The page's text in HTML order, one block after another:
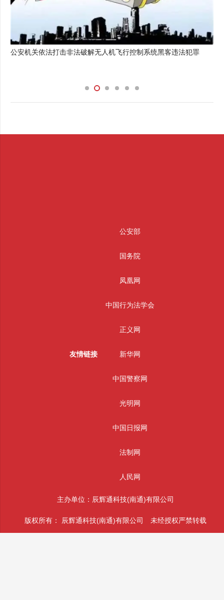
公安机关依法打击非法破解无人机飞行控制系统黑客违法犯罪
友情链接
公安部
国务院
凤凰网
中国行为法学会
正义网
新华网
中国警察网
光明网
中国日报网
法制网
人民网
主办单位：辰辉通科技(南通)有限公司
版权所有： 辰辉通科技(南通)有限公司 未经授权严禁转载